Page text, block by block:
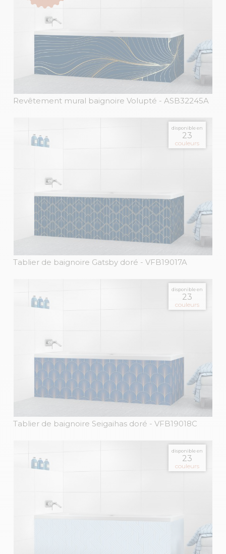
Revêtement mural baignoire Volupté - ASB32245A
disponible en
23
couleurs
Tablier de baignoire Gatsby doré - VFB19017A
disponible en
23
couleurs
Tablier de baignoire Seigaihas doré - VFB19018C
disponible en
23
couleurs